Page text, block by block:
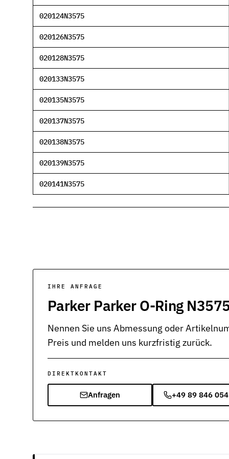
Werkstoffe
Werkstoffe in der Dichtungstechnik – Grundlagen, Eigenschaften
Normen & Zertifizierungen
ISO, DIN und EN-Normen in der Dichtungstechnik – Übersicht
Richtlinien & Zulassungen
REACH, RoHS, PFAS, FDA, LkSG und weitere Richtlinien für
020124N3575
020126N3575
020128N3575
020133N3575
020135N3575
020137N3575
020138N3575
020139N3575
020141N3575
IHRE ANFRAGE
Parker Parker O-Ring
Nennen Sie uns Abmessung oder
Preis und melden uns kurzfristig zurück.
DIREKTKONTAKT
Anfragen +49 89 846 054